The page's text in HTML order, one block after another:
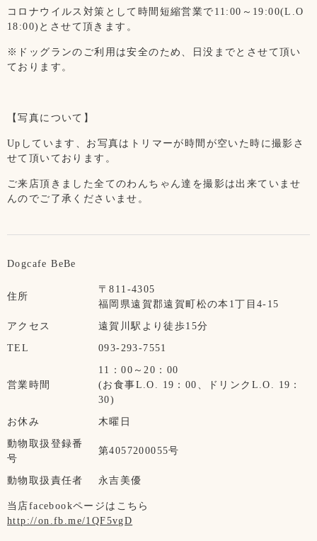
コロナウイルス対策として時間短縮営業で11:00～19:00(L.O
18:00)とさせて頂きます。
※ドッグランのご利用は安全のため、日没までとさせて頂い
ております。
【写真について】
Upしています、お写真はトリマーが時間が空いた時に撮影さ
せて頂いております。
ご来店頂きました全てのわんちゃん達を撮影は出来ていませ
んのでご了承くださいませ。
Dogcafe BeBe
住所
〒811-4305
福岡県遠賀郡遠賀町松の本1丁目4-15
アクセス 遠賀川駅より徒歩15分
TEL 093-293-7551
営業時間
11：00～20：00
(お食事L.O. 19：00、ドリンクL.O. 19：
30)
お休み 木曜日
動物取扱登録番
号
第4057200055号
動物取扱責任者 永吉美優
当店facebookページはこちら
http://on.fb.me/1QF5vgD